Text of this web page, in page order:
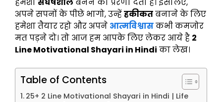
हमेशासंघर्षशीलबनने की प्रेरणा देता है। इसलिए,
अपने सपनों के पीछे भागो, उन्हेंहकीकतबनाने के लिए
हमेशा तैयार रहो और अपने आत्मविश्वासकभी कमजोर
मत पड़ने दो। तो आज हम आपके लिए लेकर आये है 2
Line Motivational Shayari in Hindi का लेख।
Table of Contents
25+ 2 Line Motivational Shayari in Hindi | Life